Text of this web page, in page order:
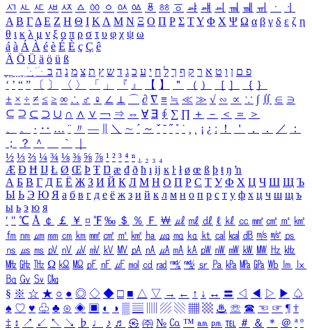
ㅺ ㅻ ㅼ ㅽ ㅾ ㅿ ㆀ ㆁ ㆂ ㆃ ㆄ ㆅ ㆆ ㆇ ㆈ ㆉ ㆊ ㆋ ㆌ ㆍ
ㆎ
Α Β ΓΔ Ε Ζ Η Θ Ι ΚΛ Μ Ν Ξ Ο Π Ρ Σ ΤΥ Φ Χ Ψ Ω α β γ δ ε ζ η
θ ι κ λ μ ν ξ ο π ρ σ τ υ φ χ ψ ω
á à Á À é è É È ç Ç ê
Ä Ö Ü ä ö ü ß
ִֶֹ ֻּ ׁׂ פ ם ן ו ט א ר ק ף ך ל ח י ע כ ג ד ש ץ ת צ מ נ ה ב
‘ ’ “ ” 〔 〕 〈 〉 「 」 『 』 【 】 ＂ （ ） ［ ］ ｛ ｝
± × ÷ ≠ ≤ ≥ ∞ ∴ ♂ ♀ ∠ ⊥ ⌒ ∂ ∇ ≡ ≒ ≪ ≫ √ ∽ ∝ ∵ ∫ ∬ ∈ ∋
⊆ ⊇ ⊂ ⊃ ∪ ∩ ∧ ∨ ￢ ⇒ ⇔ ∀ ∃ ∮ ∑ ∏ ＋ － ＜ ＝
＞
、
。 · ‥ … ¨ 〃 ― ＼ ∼ ´ ～ ˇ ˘ ˝ ˚ ˙ ¸ ¡ ¿ ː ！ ＇ ， ． ／
：
；
？ ＾ ｀
½ ⅓ ⅔ ¼ ¾ ⅛ ⅜ ⅝ ⅞ ¹ ² ³ ⁴ ⁿ ₁ ₂ ₃ ₄
Æ Ð Ħ Ĳ Ł Ø Œ Þ Ŧ Ŋ æ đ ð ħ ı ĳ ĸ ŀ ł ø œ ß þ ŧ ŋ ŉ
А Б В Г Д Е Ё Ж З И Й К Л М Н О П Р С Т У Ф Х Ц Ч Ш Щ Ъ
Ы Ь Э Ю Я а б в г д е ё ж з и й к л м н о п р с т у ф х ц ч ш щ ъ
ы ь э ю я
′ ″ ℃ Å ￠ ￡ ￥ ¤ ℉ ‰ ＄ ％ Ｆ ￦ ㎕ ㎖ ㎗ ℓ ㎘ ㏄ ㎣ ㎤ ㎥ ㎦
㎙ ㎚ ㎛ ㎜ ㎝ ㎞ ㎟ ㎠ ㎡ ㎢ ㏊ ㎍ ㎎ ㎏ ㏏ ㎈ ㎉ ㏈ ㎧ ㎨ ㎰
㎱ ㎲ ㎳ ㎴ ㎵ ㎶ ㎷ ㎸ ㎹ ㎀ ㎁ ㎂ ㎃ ㎄ ㎺ ㎻ ㎽ ㎾ ㎿ ㎐ ㎑
㎒ ㎓ ㎔ Ω ㏀ ㏁ ㎊ ㎋ ㎌ ㏖ ㏅ ㎭ ㎮ ㎯ ㏛ ㎩ ㎪ ㎫ ㎬ ㏝ ㏐
㏓
㏃ ㏉ ㏜ ㏆
§ ※ ☆ ★ ○ ● ◎ ◇ ◆ □ ■ △ ▽ → ← ↑ ↓ ↔ 〓 ◁ ◀ ▷ ▶ ♤
♠ ♡ ♥ ♧ ♣ ⊙ ◈ ▣ ◐ ◑ ▒ ▤ ▨ ▧ ▦ ▩ ♨ ☏ ☎ ☜ ☞ ¶ †
‡ ↕ ↗ ↙ ↖ ↘ ♭ ♩ ♪ ♬ ㉿ ㈜ № ㏇ ™ ㏂ ㏘ ℡ ＃ ＆ ＊ ＠ ª º